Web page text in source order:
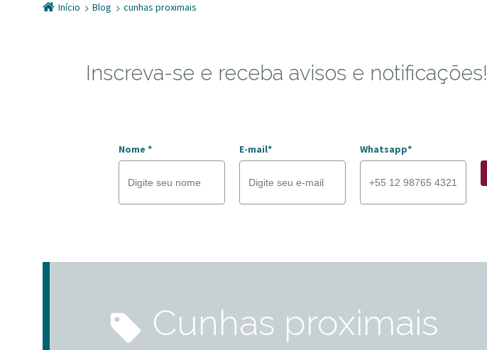
Início Blog cunhas proximais
Inscreva-se e receba avisos e notificações!
Nome * E-mail* Whatsapp*
cunhas proximais